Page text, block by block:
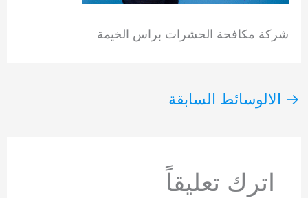
شركة مكافحة الحشرات براس الخيمة
→ الالوسائط السابقة
اترك تعليقاً